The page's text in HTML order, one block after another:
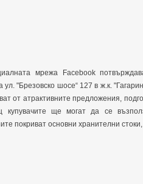
мрежа Facebook
"Брезовско шосе“ 127 в ж.к.
от атрактивните предложения,
купувачите ще могат да се
покриват основни хранителни